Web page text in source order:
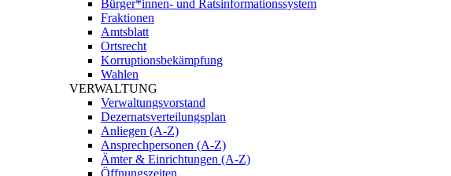
Bürger*innen- und Ratsinformationssystem
Fraktionen
Amtsblatt
Ortsrecht
Korruptionsbekämpfung
Wahlen
VERWALTUNG
Verwaltungsvorstand
Dezernatsverteilungsplan
Anliegen (A-Z)
Ansprechpersonen (A-Z)
Ämter & Einrichtungen (A-Z)